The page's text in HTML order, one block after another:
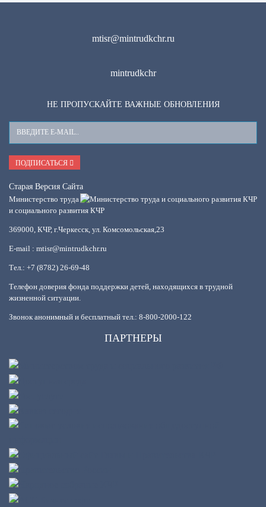
mtisr@mintrudkchr.ru
mintrudkchr
НЕ ПРОПУСКАЙТЕ ВАЖНЫЕ ОБНОВЛЕНИЯ
Ваш
E-
Mail
ПОДПИСАТЬСЯ
Старая Версия Сайта
Министерство труда
и социального развития КЧР
369000, КЧР, г.Черкесск, ул. Комсомольская,23
E-mail : mtisr@mintrudkchr.ru
Тел.: +7 (8782) 26-69-48
Телефон доверия фонда поддержки детей, находящихся в трудной
жизненной ситуации.
Звонок анонимный и бесплатный тел.: 8-800-2000-122
ПАРТНЕРЫ